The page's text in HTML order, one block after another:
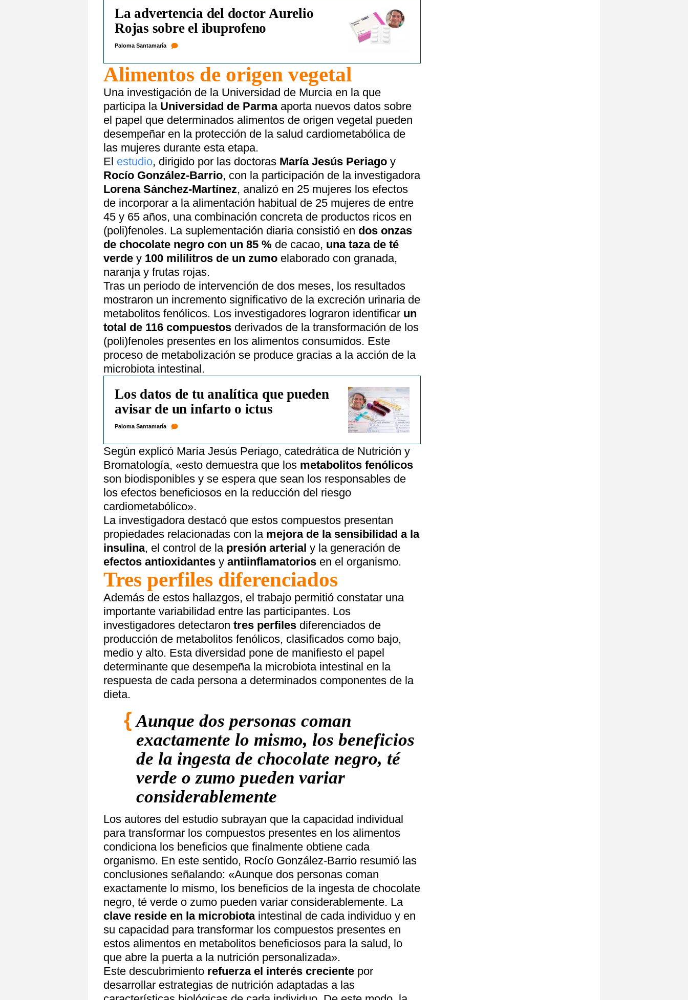
La advertencia del doctor Aurelio
Rojas sobre el ibuprofeno
Paloma Santamaría
Alimentos de origen vegetal
Una investigación de la Universidad de Murcia en la que
participa la Universidad de Parmaaporta nuevos datos sobre
el papel que determinados alimentos de origen vegetal pueden
desempeñar en la protección de la salud cardiometabólica de
las mujeres durante esta etapa.
El estudio, dirigido por las doctoras María Jesús Periago y
Rocío González-Barrio, con la participación de la investigadora
Lorena Sánchez-Martínez, analizó en 25 mujeres los efectos
de incorporar a la alimentación habitual de 25 mujeres de entre
45 y 65 años, una combinación concreta de productos ricos en
(poli)fenoles. La suplementación diaria consistió en dos onzas
de chocolate negro con un 85 % de cacao, una taza de té
verde y 100 mililitros de un zumo elaborado con granada,
naranja y frutas rojas.
Tras un periodo de intervención de dos meses, los resultados
mostraron un incremento significativo de la excreción urinaria de
metabolitos fenólicos. Los investigadores lograron identificar un
total de 116 compuestos derivados de la transformación de los
(poli)fenoles presentes en los alimentos consumidos. Este
proceso de metabolización se produce gracias a la acción de la
microbiota intestinal.
Los datos de tu analítica que pueden
avisar de un infarto o ictus
Paloma Santamaría
Según explicó María Jesús Periago, catedrática de Nutrición y
Bromatología, «esto demuestra que los metabolitos fenólicos
son biodisponibles y se espera que sean los responsables de
los efectos beneficiosos en la reducción del riesgo
cardiometabólico».
La investigadora destacó que estos compuestos presentan
propiedades relacionadas con la mejora de la sensibilidad a la
insulina, el control de la presión arterial y la generación de
efectos antioxidantes y antiinflamatorios en el organismo.
Tres perfiles diferenciados
Además de estos hallazgos, el trabajo permitió constatar una
importante variabilidad entre las participantes. Los
investigadores detectaron tres perfiles diferenciados de
producción de metabolitos fenólicos, clasificados como bajo,
medio y alto. Esta diversidad pone de manifiesto el papel
determinante que desempeña la microbiota intestinal en la
respuesta de cada persona a determinados componentes de la
dieta.
Aunque dos personas coman
exactamente lo mismo, los beneficios
de la ingesta de chocolate negro, té
verde o zumo pueden variar
considerablemente
Los autores del estudio subrayan que la capacidad individual
para transformar los compuestos presentes en los alimentos
condiciona los beneficios que finalmente obtiene cada
organismo. En este sentido, Rocío González-Barrio resumió las
conclusiones señalando: «Aunque dos personas coman
exactamente lo mismo, los beneficios de la ingesta de chocolate
negro, té verde o zumo pueden variar considerablemente. La
clave reside en la microbiotaintestinal de cada individuo y en
su capacidad para transformar los compuestos presentes en
estos alimentos en metabolitos beneficiosos para la salud, lo
que abre la puerta a la nutrición personalizada».
Este descubrimiento refuerza el interés creciente por
desarrollar estrategias de nutrición adaptadas a las